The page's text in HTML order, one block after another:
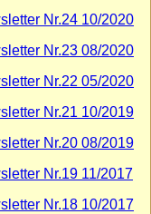
Nr.24 10/2020
Nr.23 08/2020
Nr.22 05/2020
Nr.21 10/2019
Nr.20 08/2019
Nr.19 11/2017
Nr.18 10/2017